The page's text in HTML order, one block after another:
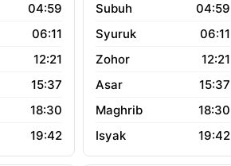
04:59
06:11
12:21
15:37
18:30
19:42
04:59
06:11
12:21
15:37
18:30
19:42